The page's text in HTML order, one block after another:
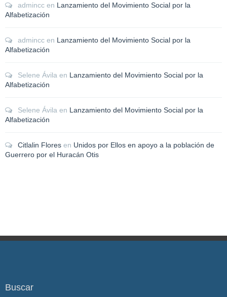
admincc en Lanzamiento del Movimiento Social por la
Alfabetización
admincc en Lanzamiento del Movimiento Social por la
Alfabetización
Selene Ávila en Lanzamiento del Movimiento Social por la
Alfabetización
Selene Ávila en Lanzamiento del Movimiento Social por la
Alfabetización
Citlalin Flores en Unidos por Ellos en apoyo a la población de
Guerrero por el Huracán Otis
Buscar